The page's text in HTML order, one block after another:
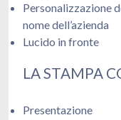
Personalizzazione
nome dell’azienda
Lucido in fronte
LA STAMPA
Presentazione